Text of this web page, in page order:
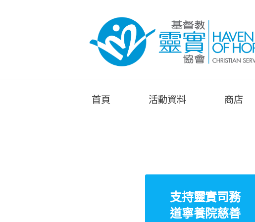
首頁 活動資料 商店
支持靈實司務
道寧養院慈善